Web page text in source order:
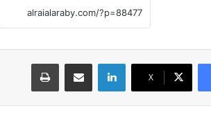
X
لينكدإن مشاركة عبر البريد طباعة